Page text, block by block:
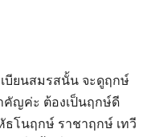
บียนสมรสนั้น จะดูฤกษ์
คัญค่ะ ต้องเป็นฤกษ์ดี
โนฤกษ์ ราชาฤกษ์ เทวี